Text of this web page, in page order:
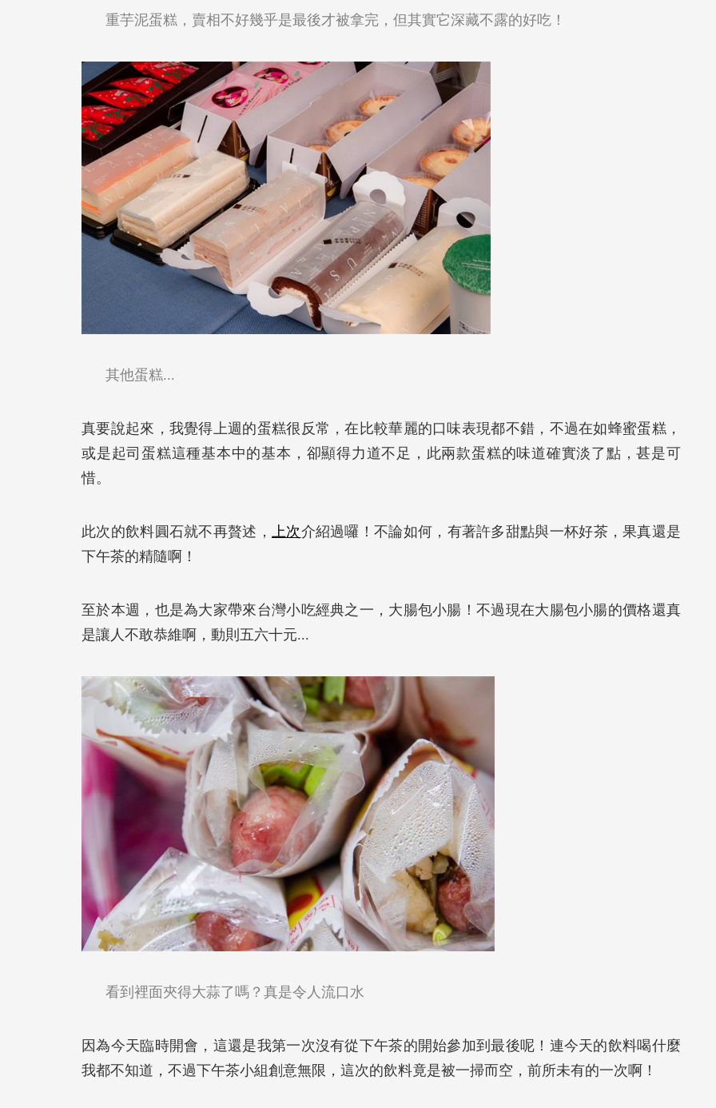
重芋泥蛋糕，賣相不好幾乎是最後才被拿完，但其實它深藏不露的好吃！
其他蛋糕...
真要說起來，我覺得上週的蛋糕很反常，在比較華麗的口味表現都不錯，不過在如蜂蜜蛋糕，
或是起司蛋糕這種基本中的基本，卻顯得力道不足，此兩款蛋糕的味道確實淡了點，甚是可
惜。
此次的飲料圓石就不再贅述， 上次介紹過囉！不論如何，有著許多甜點與一杯好茶，果真還是
下午茶的精隨啊！
至於本週，也是為大家帶來台灣小吃經典之一，大腸包小腸！不過現在大腸包小腸的價格還真
是讓人不敢恭維啊，動則五六十元...
看到裡面夾得大蒜了嗎？真是令人流口水
因為今天臨時開會，這還是我第一次沒有從下午茶的開始參加到最後呢！連今天的飲料喝什麼
我都不知道，不過下午茶小組創意無限，這次的飲料竟是被一掃而空，前所未有的一次啊！